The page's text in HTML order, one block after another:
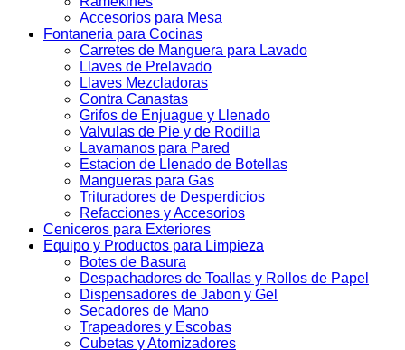
Accesorios para Mesa
Fontaneria para Cocinas
Carretes de Manguera para Lavado
Llaves de Prelavado
Llaves Mezcladoras
Contra Canastas
Grifos de Enjuague y Llenado
Valvulas de Pie y de Rodilla
Lavamanos para Pared
Estacion de Llenado de Botellas
Mangueras para Gas
Trituradores de Desperdicios
Refacciones y Accesorios
Ceniceros para Exteriores
Equipo y Productos para Limpieza
Botes de Basura
Despachadores de Toallas y Rollos de Papel
Dispensadores de Jabon y Gel
Secadores de Mano
Trapeadores y Escobas
Cubetas y Atomizadores